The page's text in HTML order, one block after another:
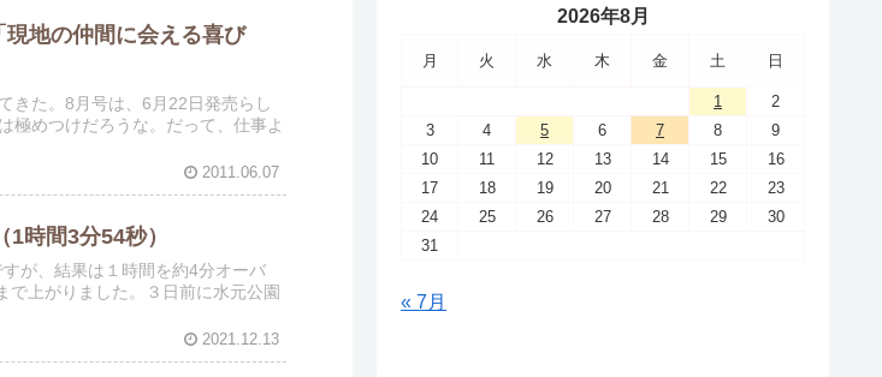
現地の仲間に会える喜び
きた。8月号は、6月22日発売らし
極めつけだろうな。だって、仕事よ
2011.06.07
時間3分54秒）
が、結果は１時間を約4分オーバ
上がりました。３日前に水元公園
2021.12.13
2026年8月
月 火 水 木 金 土 日
1
2
3
4 5 6 7 8
9
10
11 12 13 14 15
16
17
18 19 20 21 22
23
24
25 26 27 28 29
30
31
« 7月